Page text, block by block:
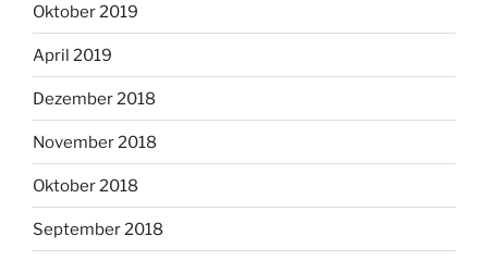
Oktober 2019
April 2019
Dezember 2018
November 2018
Oktober 2018
September 2018